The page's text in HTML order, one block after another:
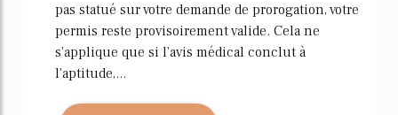
pas statué sur votre demande de prorogation, votre
permis reste provisoirement valide. Cela ne
s'applique que si l'avis médical conclut à
l'aptitude,...